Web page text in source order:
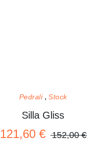
Pedrali Stock
Silla Gliss
121,60 € 152,00 €